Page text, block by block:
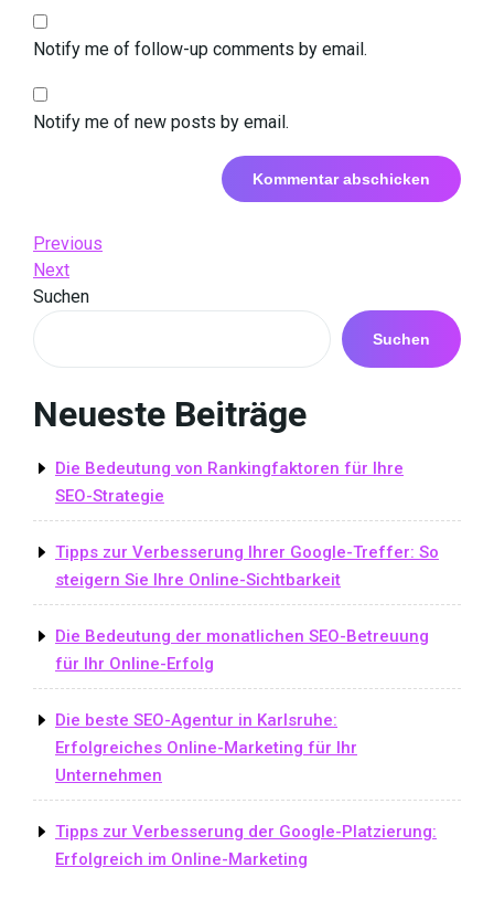
Notify me of follow-up comments by email.
Notify me of new posts by email.
Beitrags-
Navigation
Previous
Post
Previous
Next
Post
Next
Suchen
Suchen
Neueste Beiträge
Die Bedeutung von Rankingfaktoren für Ihre
SEO-Strategie
Tipps zur Verbesserung Ihrer Google-Treffer: So
steigern Sie Ihre Online-Sichtbarkeit
Die Bedeutung der monatlichen SEO-Betreuung
für Ihr Online-Erfolg
Die beste SEO-Agentur in Karlsruhe:
Erfolgreiches Online-Marketing für Ihr
Unternehmen
Tipps zur Verbesserung der Google-Platzierung:
Erfolgreich im Online-Marketing